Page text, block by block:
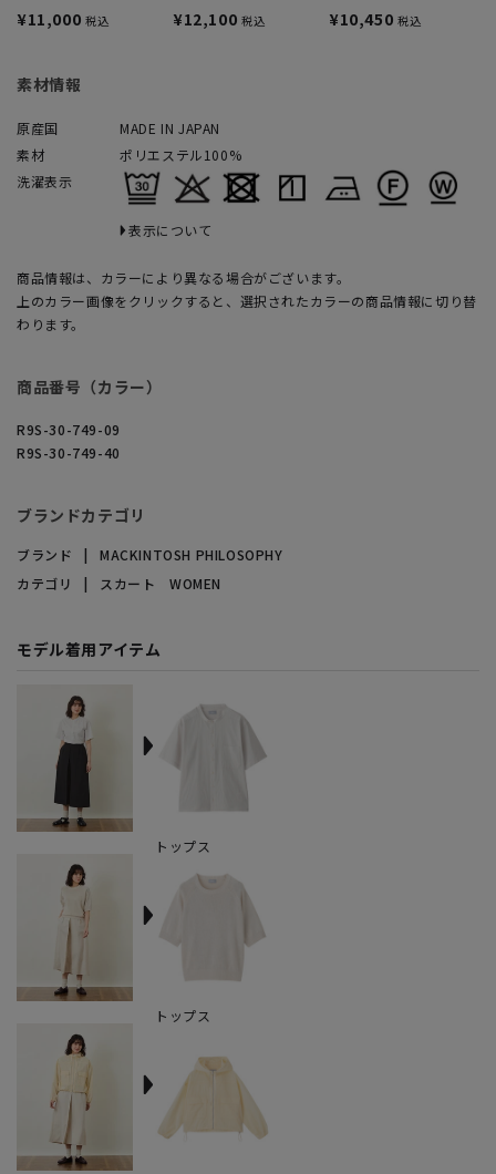
¥11,000 税込 ¥12,100 税込 ¥10,450 税込
素材情報
原産国
MADE IN JAPAN
素材
ポリエステル100%
洗濯表示
表示について
商品情報は、カラーにより異なる場合がございます。
上のカラー画像をクリックすると、選択されたカラーの商品情報に切り替
わります。
商品番号（カラー）
R9S-30-749-09
R9S-30-749-40
ブランドカテゴリ
ブランド
MACKINTOSH PHILOSOPHY
カテゴリ
スカート WOMEN
モデル着用アイテム
トップス
トップス